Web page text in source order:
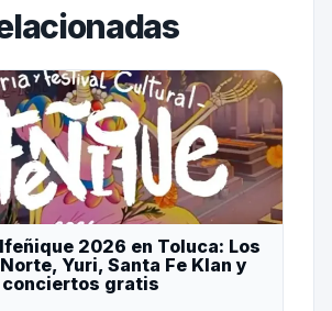
2026 en Toluca: Los
Yuri, Santa Fe Klan y
conciertos gratis